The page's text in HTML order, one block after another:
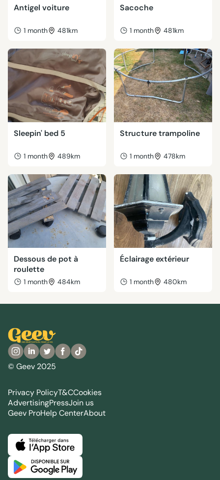
Antigel voiture
1 month 481km
Sacoche
1 month 481km
Sleepin' bed 5
1 month 489km
Structure trampoline
1 month 478km
Dessous de pot à
roulette
1 month 484km
Éclairage extérieur
1 month 480km
© Geev 2025
Privacy PolicyT&CCookies
AdvertisingPressJoin us
Geev ProHelp CenterAbout